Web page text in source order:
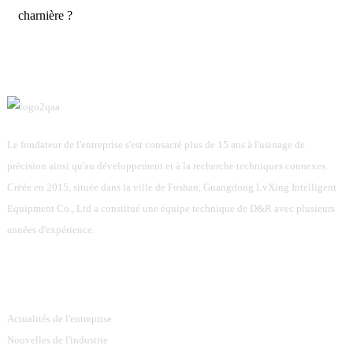
charnière ?
Le fondateur de l'entreprise s'est consacré plus de 15 ans à l'usinage de
précision ainsi qu'au développement et à la recherche techniques connexes.
Créée en 2015, située dans la ville de Foshan, Guangdong LvXing Intelligent
Equipment Co., Ltd a constitué une équipe technique de D&R avec plusieurs
années d'expérience.
Actualités de l'entreprise
Nouvelles de l'industrie